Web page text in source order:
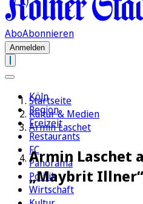
AboAbonnieren
Anmelden
Köln
Region
Freizeit
Restaurants
FC
Panorama
Politik
Wirtschaft
Startseite
Kultur & Medien
Armin Laschet
Armin Laschet
„Maybrit